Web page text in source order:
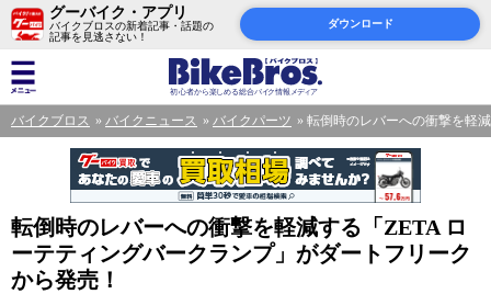
グーバイク・アプリ
バイクブロスの新着記事・話題の
記事を見逃さない！
ダウンロード
バイクブロス バイクニュース バイクパーツ 転倒時のレバーへの衝撃を軽
転倒時のレバーへの衝撃を軽減する「ZETA ロ
ーテティングバークランプ」がダートフリーク
から発売！